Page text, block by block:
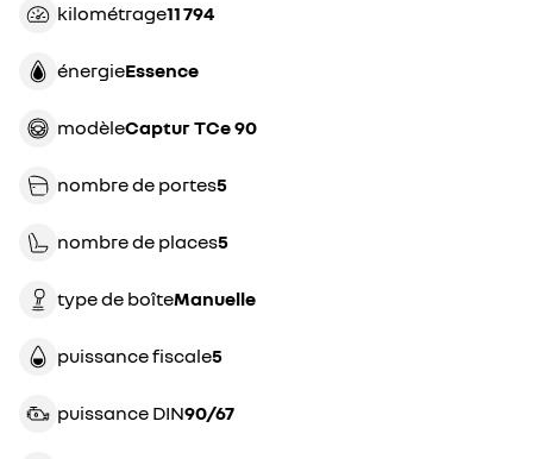
kilométrage 11 794
énergie essence
modèle Captur TCe 90
nombre de portes5
nombre de places5
type de boîte manuelle
puissance fiscale5
puissance DIN 90/67